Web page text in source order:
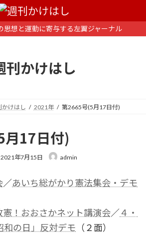
思想と運動に寄与する左翼ジャーナル
刊かけはし
かけはし 2021年 第2665号(5月17日付)
17日付)
最
新
2021年7月15日 admin
／あいち総がかり憲法集会・デモ
憲！おおさかネット講演会／４・
の日」反対デモ （２面）